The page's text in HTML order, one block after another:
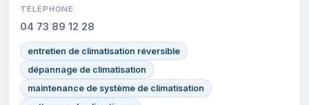
TÉLÉPHONE
04 73 89 12 28
entretien de climatisation réversible
dépannage de climatisation
maintenance de système de climatisation